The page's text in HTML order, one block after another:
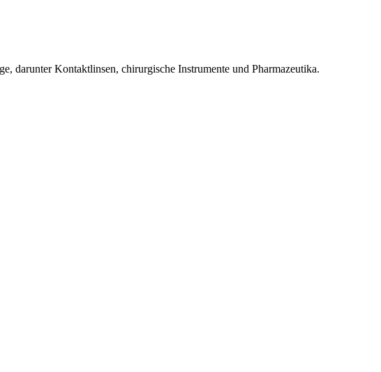
darunter Kontaktlinsen, chirurgische Instrumente und Pharmazeutika.